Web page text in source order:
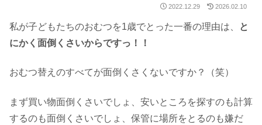
2022.12.29 2026.02.10
私が子どもたちのおむつを1歳でとった一番の理由は、
と
にかく面倒くさいからですっ！！
おむつ替えのすべてが面倒くさくないですか？（笑）
まず買い物面倒くさいでしょ、安いところを探すのも計算
するのも面倒くさいでしょ、保管に場所をとるのも嫌だ